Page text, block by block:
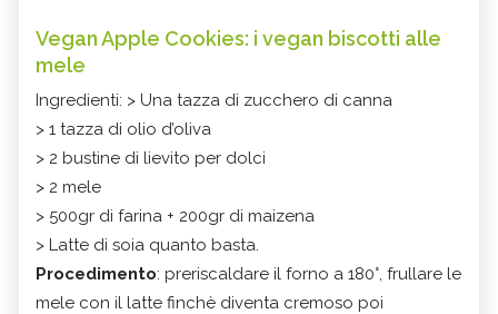
Vegan Apple Cookies: i vegan biscotti alle
mele
Ingredienti: > Una tazza di zucchero di canna
> 1 tazza di olio d’oliva
> 2 bustine di lievito per dolci
> 2 mele
> 500gr di farina + 200gr di maizena
> Latte di soia quanto basta.
Procedimento: preriscaldare il forno a 180°, frullare le
mele con il latte finchè diventa cremoso poi